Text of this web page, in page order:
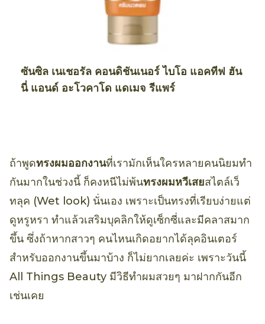
ซันซิล เนเชอรัล คอนดิชันเนอร์ ไบโอ แอคทีฟ ฮัน
นี่ แอนด์ อะโวคาโด แดเมจ รีแพร์
ถ้าพูดทรงผมออกงานที่เรามักเห็นใครหลายคนนิยมทำ
กันมากในช่วงนี้ ก็คงหนีไม่พ้นทรงผมหวีเสยสไตล์เว็
ทลุค (Wet look) นั่นเอง เพราะเป็นทรงที่เรียบง่ายแต่
ดูหรูหรา ทำแล้วเสริมบุคลิกให้ดูเซ็กซี่และมีคลาสมาก
ขึ้น ซึ่งถ้าหากสาวๆ คนไหนเกิดอยากได้ลุคอินเตอร์
สำหรับออกงานขึ้นมาบ้าง ก็ไม่ยากเลยค่ะ เพราะวันนี้
All Things Beauty มีวิธีทำผมสวยๆ มาฝากกันอีก
เช่นเคย